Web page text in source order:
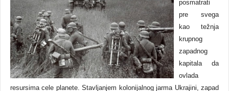
posmatrati
pre svega
kao težnja
krupnog
zapadnog
kapitala da
ovlada
resursima cele planete. Stavljanjem kolonijalnog jarma Ukrajini, zapad